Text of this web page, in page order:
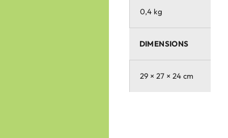
0,4 kg
DIMENSIONS
29 × 27 × 24 cm